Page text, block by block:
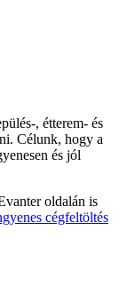
, étterem- és
Célunk, hogy a
és jól
oldalán is
cégfeltöltés